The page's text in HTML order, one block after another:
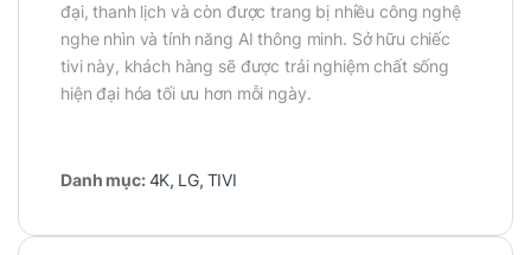
đại, thanh lịch và còn được trang bị nhiều công nghệ
nghe nhìn và tính năng AI thông minh. Sở hữu chiếc
tivi này, khách hàng sẽ được trải nghiệm chất sống
hiện đại hóa tối ưu hơn mỗi ngày.
Danh mục:4K, LG, TIVI